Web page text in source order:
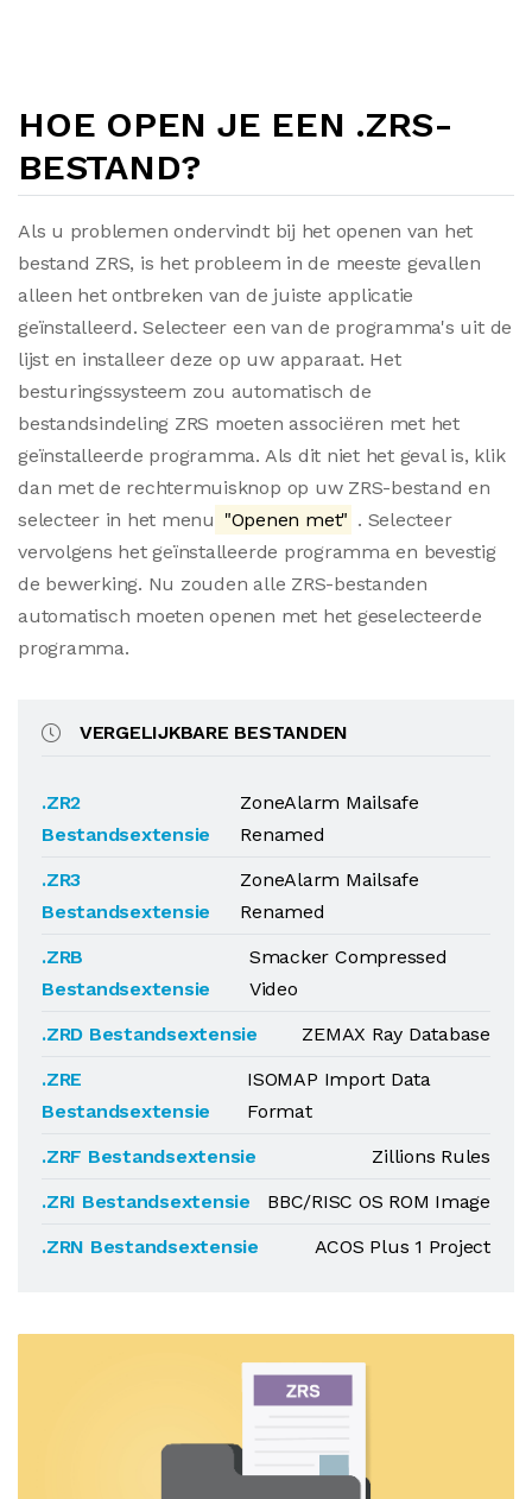
HOE OPEN JE EEN .ZRS-
BESTAND?
Als u problemen ondervindt bij het openen van het
bestand ZRS, is het probleem in de meeste gevallen
alleen het ontbreken van de juiste applicatie
geïnstalleerd. Selecteer een van de programma's uit de
lijst en installeer deze op uw apparaat. Het
besturingssysteem zou automatisch de
bestandsindeling ZRS moeten associëren met het
geïnstalleerde programma. Als dit niet het geval is, klik
dan met de rechtermuisknop op uw ZRS-bestand en
selecteer in het menu "Openen met" . Selecteer
vervolgens het geïnstalleerde programma en bevestig
de bewerking. Nu zouden alle ZRS-bestanden
automatisch moeten openen met het geselecteerde
programma.
VERGELIJKBARE BESTANDEN
.ZR2
Bestandsextensie
ZoneAlarm Mailsafe
Renamed
.ZR3
Bestandsextensie
ZoneAlarm Mailsafe
Renamed
.ZRB
Bestandsextensie
Smacker Compressed
Video
.ZRD Bestandsextensie
ZEMAX Ray Database
.ZRE
Bestandsextensie
ISOMAP Import Data
Format
.ZRF Bestandsextensie
Zillions Rules
.ZRI Bestandsextensie
BBC/RISC OS ROM Image
.ZRN Bestandsextensie
ACOS Plus 1 Project